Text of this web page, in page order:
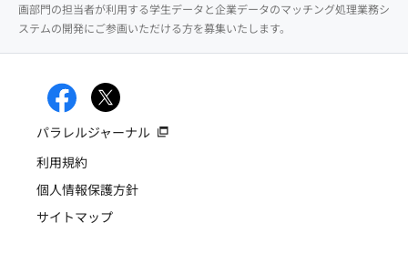
画部門の担当者が利用する学生データと企業データのマッチング処理業務シ
ステムの開発にご参画いただける方を募集いたします。
パラレルジャーナル
利用規約
個人情報保護方針
サイトマップ